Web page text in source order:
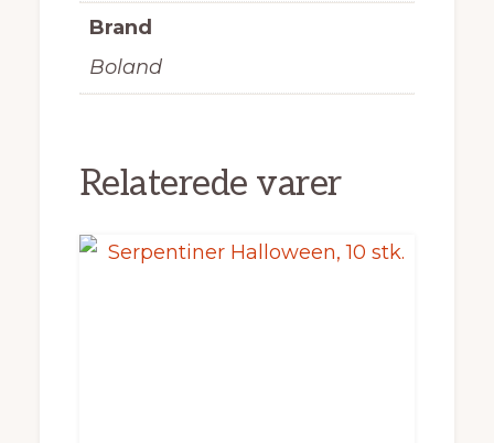
Brand
Boland
Relaterede varer